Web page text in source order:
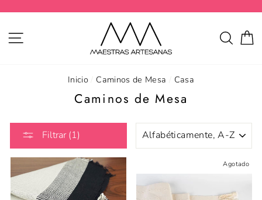
contenido
Inicio / Caminos de Mesa / Casa
Caminos de Mesa
Filtrar (1)
Agotado